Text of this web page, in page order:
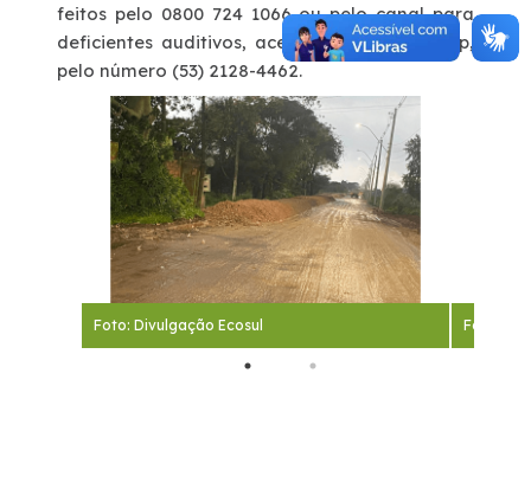
feitos pelo 0800 724 1066 ou pelo canal para
deficientes auditivos, acessado via WhatsApp,
pelo número (53) 2128-4462.
Foto: Divulgação Ecosul Foto: